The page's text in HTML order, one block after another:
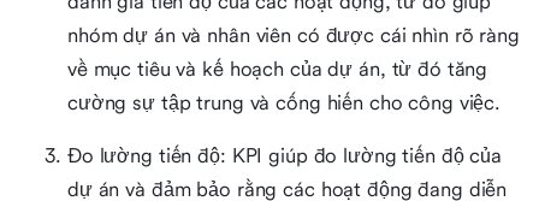
nhóm dự án và nhân viên có được cái nhìn rõ ràng
về mục tiêu và kế hoạch của dự án, từ đó tăng
cường sự tập trung và cống hiến cho công việc.
Đo lường tiến độ: KPI giúp đo lường tiến độ của
dự án và đảm bảo rằng các hoạt động đang diễn